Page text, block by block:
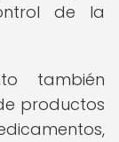
de la
también
productos